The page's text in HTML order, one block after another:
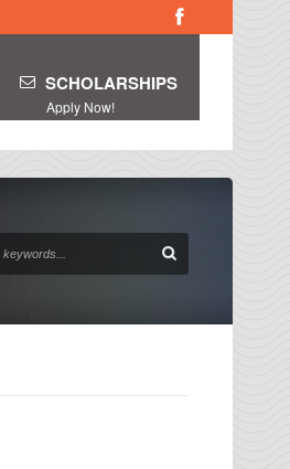
SCHOLARSHIPS
Apply Now!